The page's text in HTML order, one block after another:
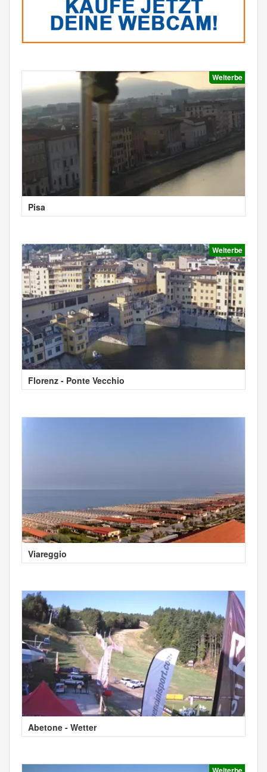
Welterbe
Pisa
Welterbe
Florenz - Ponte Vecchio
Viareggio
Abetone - Wetter